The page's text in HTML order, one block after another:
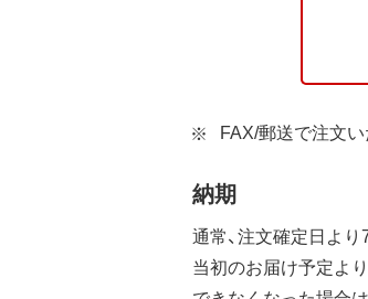
FAX/郵送で注文
納期
通常、注文確定日よ
当初のお届け予定よ